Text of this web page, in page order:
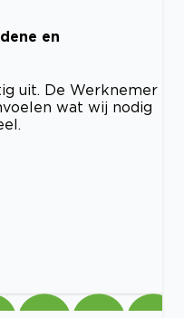
en
uit. De Werknemer
wat wij nodig